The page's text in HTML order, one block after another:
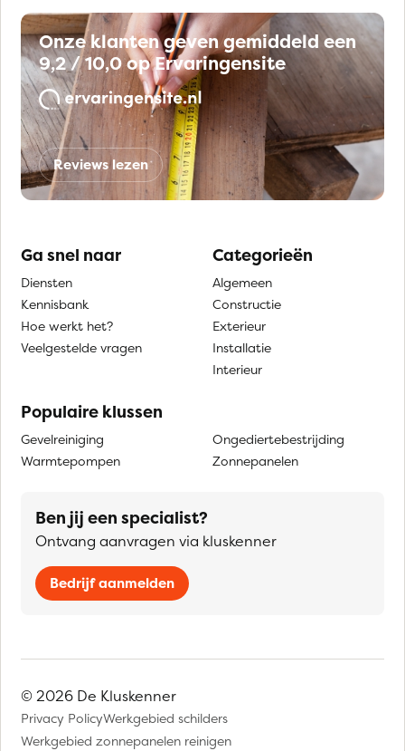
Onze klanten geven gemiddeld een
9,2 / 10,0 op Ervaringensite
Reviews lezen
Ga snel naar
Diensten
Kennisbank
Hoe werkt het?
Veelgestelde vragen
Categorieën
Algemeen
Constructie
Exterieur
Installatie
Interieur
Populaire klussen
Gevelreiniging
Warmtepompen
Ongediertebestrijding
Zonnepanelen
Ben jij een specialist?
Ontvang aanvragen via kluskenner
Bedrijf aanmelden
© 2026 De Kluskenner
Privacy PolicyWerkgebied schilders
Werkgebied zonnepanelen reinigen